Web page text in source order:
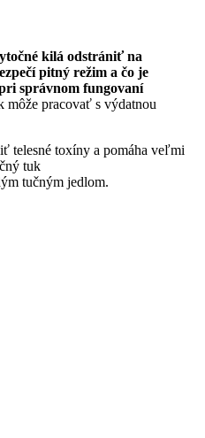
kilá odstrániť na
pitný režim a čo je
správnom fungovaní
môže pracovať s výdatnou
telesné toxíny a pomáha veľmi
tuk
tučným jedlom.